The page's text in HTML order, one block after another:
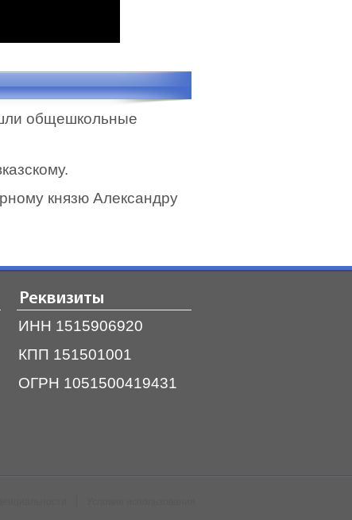
общешкольные
князю Александру
Реквизиты
ИНН 1515906920
КПП 151501001
ОГРН 1051500419431